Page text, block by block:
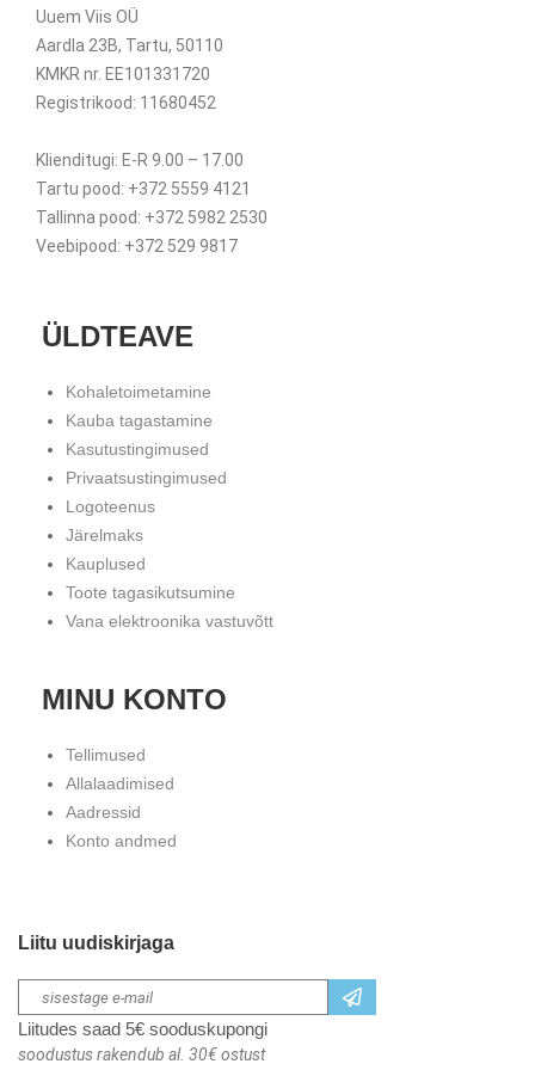
Uuem Viis OÜ
Aardla 23B, Tartu, 50110
KMKR nr. EE101331720
Registrikood: 11680452
Klienditugi: E-R 9.00 – 17.00
Tartu pood: +372 5559 4121
Tallinna pood: +372 5982 2530
Veebipood: +372 529 9817
ÜLDTEAVE
Kohaletoimetamine
Kauba tagastamine
Kasutustingimused
Privaatsustingimused
Logoteenus
Järelmaks
Kauplused
Toote tagasikutsumine
Vana elektroonika vastuvõtt
MINU KONTO
Tellimused
Allalaadimised
Aadressid
Konto andmed
Liitu uudiskirjaga
Liitudes saad 5€ sooduskupongi
soodustus rakendub al. 30€ ostust